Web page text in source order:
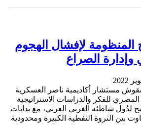
المنظومة لإفشال الهجوم
وإدارة الصراع
مستشار أكاديمية ناصر العسكرية
المصري للفكر والدراسات الاستراتيجية
لدُول شاطئه الغربي العربي، مع بدايات
بين الثروة النفطية الكبيرة ومحدودية